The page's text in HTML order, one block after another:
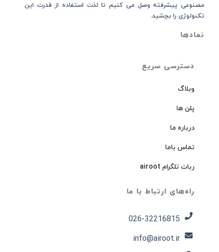
دسترسی سریع
وبلاگ
پلن ها
درباره ما
تماس باما
ربات تلگرام airoot
راه‌های ارتباط با ما
026-32216815​
info@airoot.ir
مصنوعی پیشرفته وصل می کنیم تا لذت استفاده از قدرت این
تکنولوژی را بچشید.
نمادها